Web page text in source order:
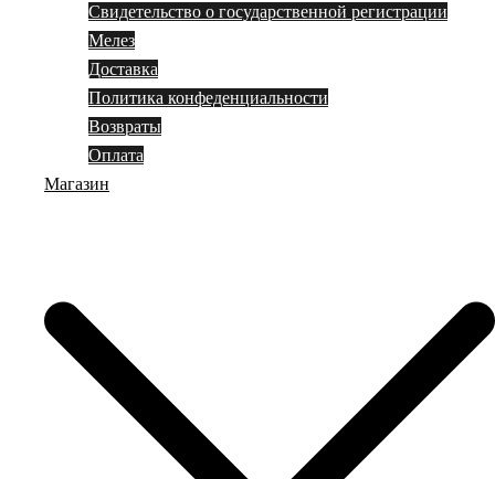
Свидетельство о государственной регистрации
Мелез
Доставка
Политика конфеденциальности
Возвраты
Оплата
Магазин